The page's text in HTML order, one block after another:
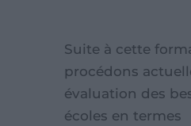
Suite à cette
procédons
évaluation des
écoles en termes